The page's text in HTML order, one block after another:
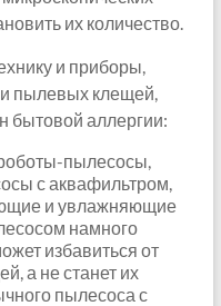
их количество.
и приборы,
пылевых клещей,
бытовой аллергии:
пылесосы,
с аквафильтром,
и увлажняющие
намного
избавиться от
а не станет их
пылесоса с